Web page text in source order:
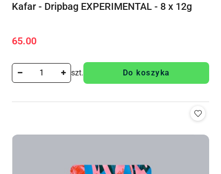
Kafar - Dripbag EXPERIMENTAL - 8 x 12g
Cena:
65.00
szt. Do koszyka